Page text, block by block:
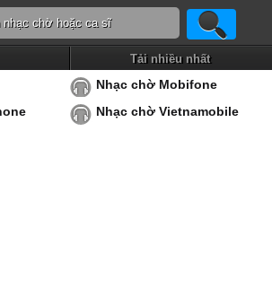
Tải nhiều nhất
Nhạc chờ Mobifone
Nhạc chờ Vietnamobile